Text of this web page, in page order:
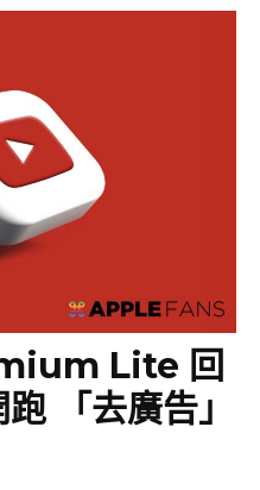
Lite 回
「去廣告」